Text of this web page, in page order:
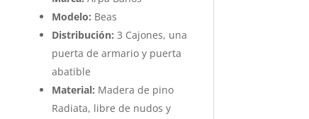
Modelo: Beas
Distribución: 3 Cajones, una
puerta de armario y puerta
abatible
Material: Madera de pino
Radiata, libre de nudos y